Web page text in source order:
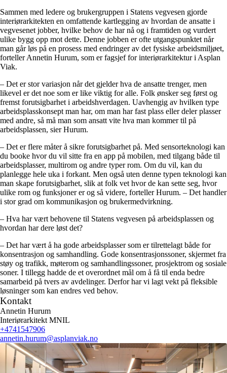
Sammen med ledere og brukergruppen i Statens vegvesen gjorde
interiørarkitekten en omfattende kartlegging av hvordan de ansatte i
vegvesenet jobber, hvilke behov de har nå og i framtiden og vurdert
ulike bygg opp mot dette. Denne jobben er ofte utgangspunktet når
man går løs på en prosess med endringer av det fysiske arbeidsmiljøet,
forteller Annetin Hurum, som er fagsjef for interiørarkitektur i Asplan
Viak.
– Det er stor variasjon når det gjelder hva de ansatte trenger, men
likevel er det noe som er like viktig for alle. Folk ønsker seg først og
fremst forutsigbarhet i arbeidshverdagen. Uavhengig av hvilken type
arbeidsplasskonsept man har, om man har fast plass eller deler plasser
med andre, så må man som ansatt vite hva man kommer til på
arbeidsplassen, sier Hurum.
– Det er flere måter å sikre forutsigbarhet på. Med sensorteknologi kan
du booke hvor du vil sitte fra en app på mobilen, med tilgang både til
arbeidsplasser, multirom og andre typer rom. Om du vil, kan du
planlegge hele uka i forkant. Men også uten denne typen teknologi kan
man skape forutsigbarhet, slik at folk vet hvor de kan sette seg, hvor
ulike rom og funksjoner er og så videre, forteller Hurum. – Det handler
i stor grad om kommunikasjon og brukermedvirkning.
– Hva har vært behovene til Statens vegvesen på arbeidsplassen og
hvordan har dere løst det?
– Det har vært å ha gode arbeidsplasser som er tilrettelagt både for
konsentrasjon og samhandling. Gode konsentrasjonssoner, skjermet fra
støy og trafikk, møterom og samhandlingssoner, prosjektrom og sosiale
soner. I tillegg hadde de et overordnet mål om å få til enda bedre
samarbeid på tvers av avdelinger. Derfor har vi lagt vekt på fleksible
løsninger som kan endres ved behov.
Kontakt
Annetin Hurum
Interiørarkitekt MNIL
+4741547906
annetin.hurum@asplanviak.no